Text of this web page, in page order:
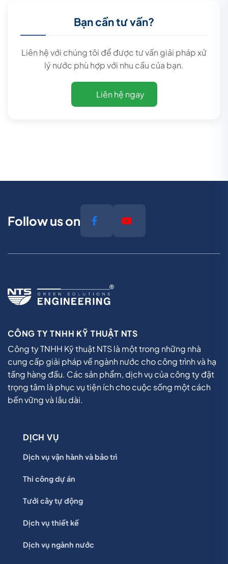
Bạn cần tư vấn?
Liên hệ với chúng tôi để được tư vấn giải pháp xử
lý nước phù hợp với nhu cầu của bạn.
Liên hệ ngay
Follow us on
CÔNG TY TNHH KỸ THUẬT NTS
Công ty TNHH Kỹ thuật NTS là một trong những nhà
cung cấp giải pháp về ngành nước cho công trình và hạ
tầng hàng đầu. Các sản phẩm, dịch vụ của công ty đặt
trọng tâm là phục vụ tiện ích cho cuộc sống một cách
bền vững và lâu dài.
DỊCH VỤ
Dịch vụ vận hành và bảo trì
Thi công dự án
Tưới cây tự động
Dịch vụ thiết kế
Dịch vụ ngành nước